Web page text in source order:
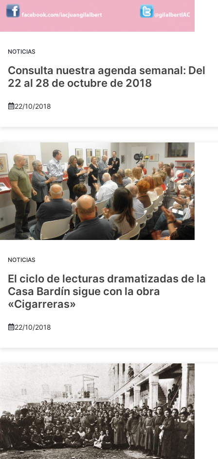
NOTICIAS
Consulta nuestra agenda semanal: Del
22 al 28 de octubre de 2018
22/10/2018
NOTICIAS
El ciclo de lecturas dramatizadas de la
Casa Bardín sigue con la obra
«Cigarreras»
22/10/2018